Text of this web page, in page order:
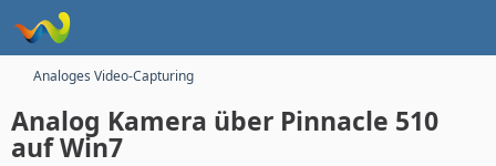
Analoges Video-Capturing
Analog Kamera über Pinnacle 510
auf Win7